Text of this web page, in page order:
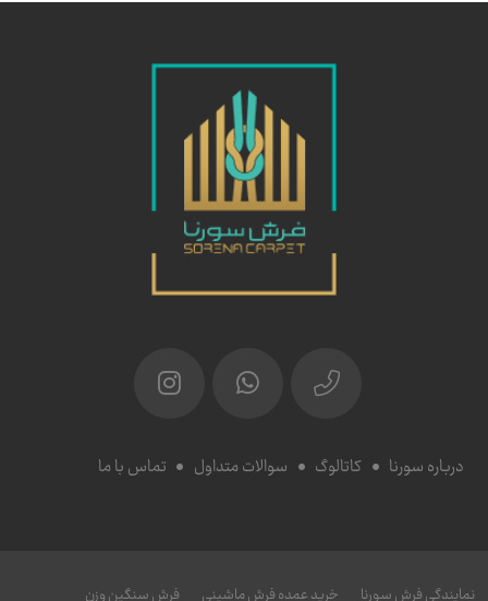
درباره سورنا کاتالوگ سوالات متداول تماس با ما
نمایندگی فرش سورنا خرید عمده فرش ماشینی فرش سنگین وزن